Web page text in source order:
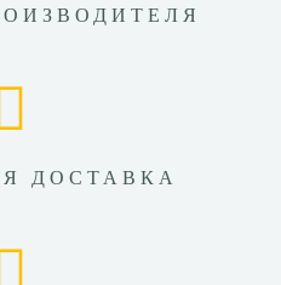
ДОСТАВКА